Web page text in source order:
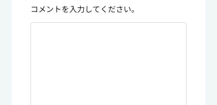
コメントを入力してください。